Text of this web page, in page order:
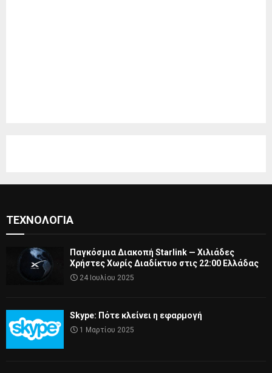
ΤΕΧΝΟΛΟΓΊΑ
Παγκόσμια Διακοπή Starlink — Χιλιάδες
Χρήστες Χωρίς Διαδίκτυο στις 22:00 Ελλάδας
24 Ιουλίου 2025
Skype: Πότε κλείνει η εφαρμογή
1 Μαρτίου 2025